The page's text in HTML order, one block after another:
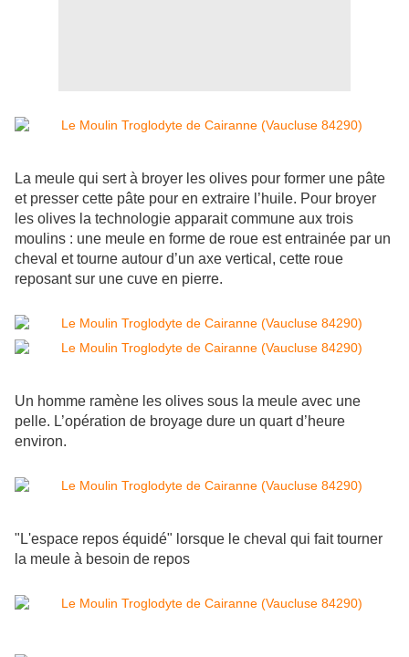
La meule qui sert à broyer les olives pour former une pâte
et presser cette pâte pour en extraire l’huile. Pour broyer
les olives la technologie apparait commune aux trois
moulins : une meule en forme de roue est entrainée par un
cheval et tourne autour d’un axe vertical, cette roue
reposant sur une cuve en pierre.
Un homme ramène les olives sous la meule avec une
pelle. L’opération de broyage dure un quart d’heure
environ.
"L'espace repos équidé" lorsque le cheval qui fait tourner
la meule à besoin de repos